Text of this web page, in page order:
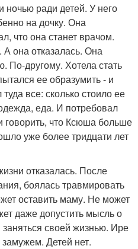
ради детей. У него
на дочку. Она
что она станет врачом.
А она отказалась. Она
По-другому. Хотела стать
ее образумить - и
все: сколько стоило ее
еда. И потребовал
говорить, что Ксюша больше
уже более тридцати лет
отказалась. После
боялась травмировать
оставить маму. Не может
даже допустить мысль о
своей жизнью. Ире
Детей нет.